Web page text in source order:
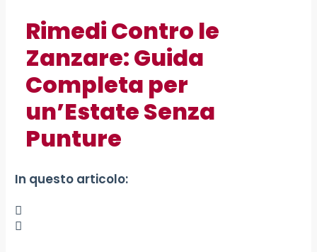
Rimedi Contro le
Zanzare: Guida
Completa per
un’Estate Senza
Punture
In questo articolo: